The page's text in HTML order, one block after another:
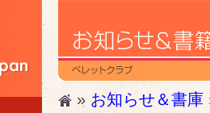
» お知らせ＆書庫